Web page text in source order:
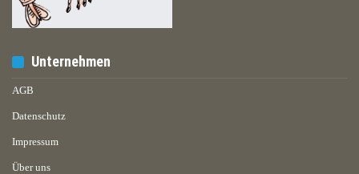
Unternehmen
AGB
Datenschutz
Impressum
Über uns